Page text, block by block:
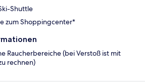
Shuttle
zum Shoppingcenter*
Raucherbereiche (bei Verstoß ist mit
rechnen)